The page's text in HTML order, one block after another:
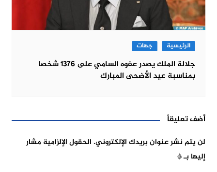
الرئيسية جهات
جلالة الملك يصدر عفوه السامي على 1376 شخصا
بمناسبة عيد الأضحى المبارك
أضف تعليقاً
لن يتم نشر عنوان بريدك الإلكتروني. الحقول الإلزامية مشار
إليها بـ*